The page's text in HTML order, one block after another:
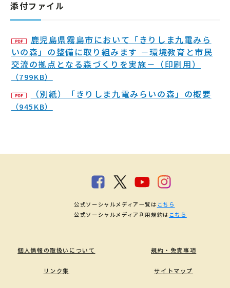
添付ファイル
鹿児島県霧島市において「きりしま九電みら
いの森」の整備に取り組みます －環境教育と市民
交流の拠点となる森づくりを実施－（印刷用）
（799KB）
（別紙）「きりしま九電みらいの森」の概要
（945KB）
個人情報の取扱いについて 規約・免責事項
リンク集 サイトマップ
公式ソーシャルメディア一覧は こちら
公式ソーシャルメディア利用規約は こちら